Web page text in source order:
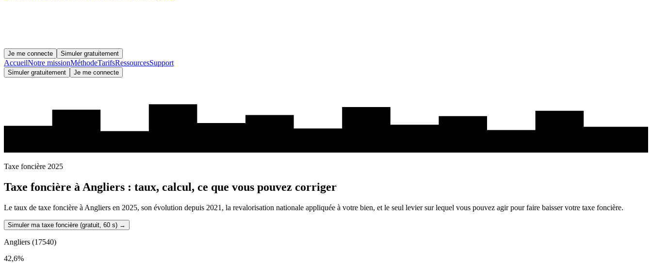
Je me connecte Simuler gratuitement
AccueilNotre missionMéthodeTarifsRessourcesSupport
Simuler gratuitement Je me connecte
Taxe foncière 2025
Taxe foncière à Angliers : taux, calcul, ce que vous pouvez corriger
Le taux de taxe foncière à Angliers en 2025, son évolution depuis 2021, la revalorisation nationale appliquée à votre bien, et le seul levier sur lequel vous pouvez agir pour faire baisser votre taxe foncière.
Simuler ma taxe foncière (gratuit, 60 s) →
Angliers (17540)
42,6%